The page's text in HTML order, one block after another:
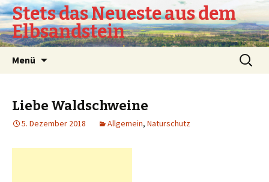
Stets das Neueste aus dem
Elbsandstein
Menü
Suchen
nach:
Liebe Waldschweine
5. Dezember 2018 Allgemein, Naturschutz